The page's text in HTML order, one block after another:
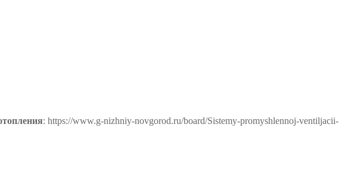
: https://www.g-nizhniy-novgorod.ru/board/Sistemy-promyshlennoj-ventiljacii-